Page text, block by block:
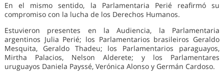
En el mismo sentido, la Parlamentaria Perié reafirmó su
compromiso con la lucha de los Derechos Humanos.
Estuvieron presentes en la Audiencia, la Parlamentaria
argentinos Julia Perié; los Parlamentarios brasileiros Geraldo
Mesquita, Geraldo Thadeu; los Parlamentarios paraguayos,
Mirtha Palacios, Nelson Alderete; y los Parlamentares
uruguayos Daniela Payssé, Verónica Alonso y Germán Cardoso.